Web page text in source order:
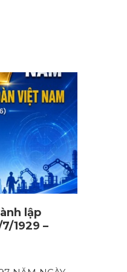
lập
1929 –